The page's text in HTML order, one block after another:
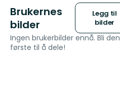
Brukernes
bilder
Legg til
bilder
Ingen brukerbilder ennå. Bli den
første til å dele!